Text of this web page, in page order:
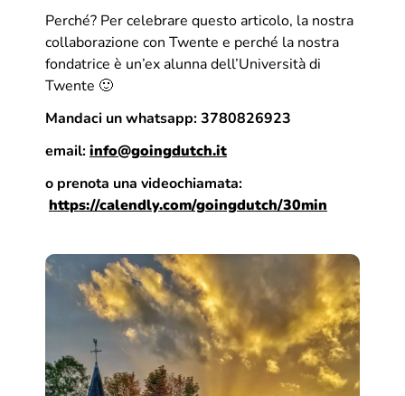
Perché? Per celebrare questo articolo, la nostra
collaborazione con Twente e perché la nostra
fondatrice è un’ex alunna dell’Università di
Twente 🙂
Mandaci un whatsapp: 3780826923
email:info@goingdutch.it
o prenota una videochiamata:
https://calendly.com/goingdutch/30min